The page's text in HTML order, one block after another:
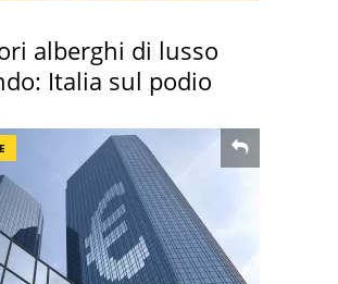
alberghi di lusso
Italia sul podio